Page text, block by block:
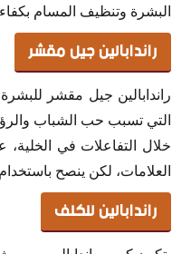
البشرة وتنظيف المسام
راندابالين جيل مقشر
راندابالين جيل مقشر
التي تسبب حب الشباب
خلال التفاعلات في
العلامات، لكن ينصح
راندابالين للكلف